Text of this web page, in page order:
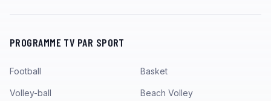
PROGRAMME TV PAR SPORT
Football Basket
Volley-ball Beach Volley